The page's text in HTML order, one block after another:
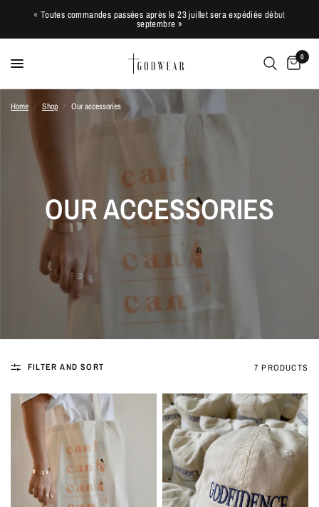
« Toutes commandes passées après le 23 juillet sera expédiée début
septembre »
0
Home / Shop / Our accessories
OUR ACCESSORIES
FILTER AND SORT 7 PRODUCTS